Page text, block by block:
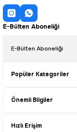
E-Bülten Aboneliği
Popüler Kategoriler
Önemli Bilgiler
Hızlı Erişim